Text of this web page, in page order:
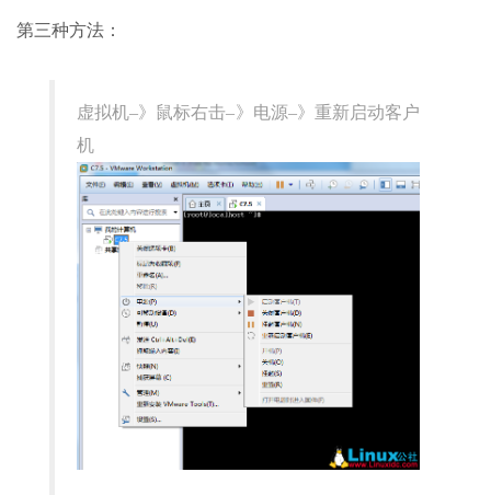
第三种方法：
虚拟机–》鼠标右击–》电源–》重新启动客户
机